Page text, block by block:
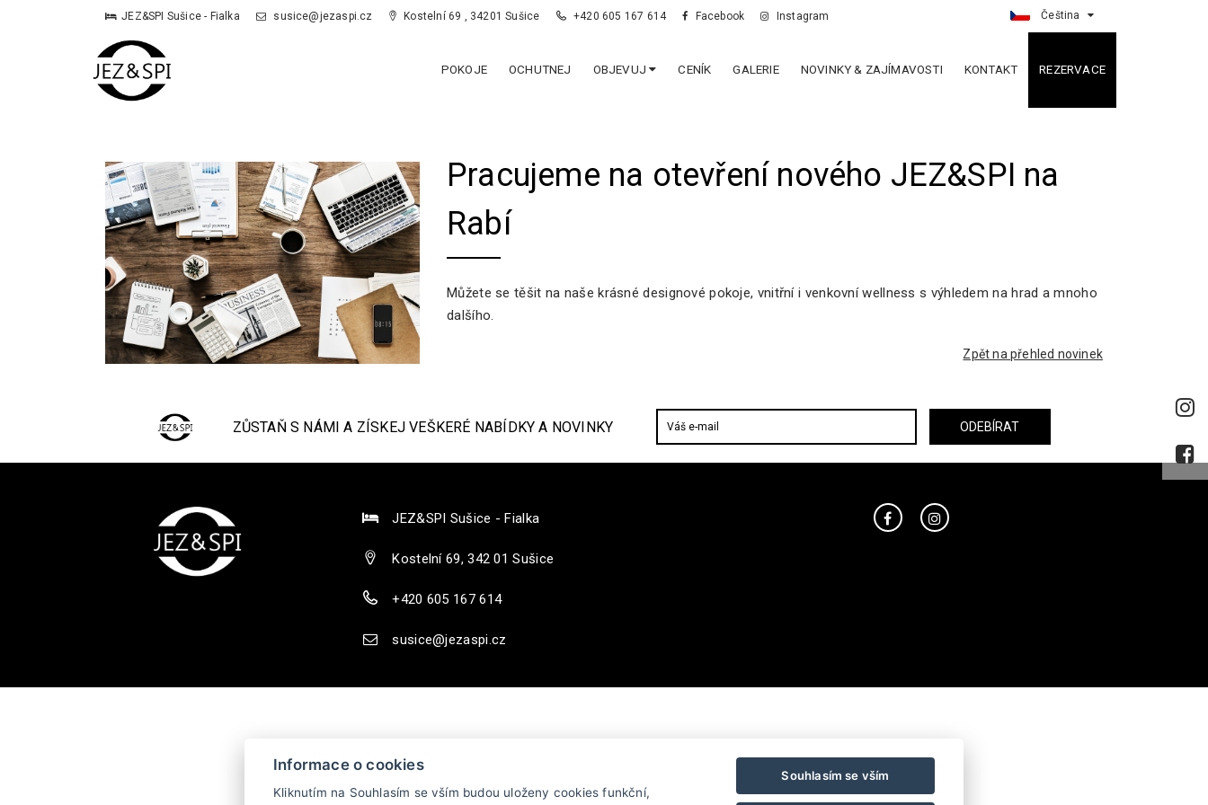
JEZ&SPI Sušice - Fialka susice@jezaspi.cz Kostelní 69 , 34201 Sušice +420 605 167 614 Facebook Instagram Čeština
POKOJE OCHUTNEJ OBJEVUJ CENÍK GALERIE NOVINKY & ZAJÍMAVOSTI KONTAKT REZERVACE
Pracujeme na otevření nového JEZ&SPI na
Rabí
Můžete se těšit na naše krásné designové pokoje, vnitřní i venkovní wellness s výhledem na hrad a mnoho
dalšího.
Zpět na přehled novinek
ZŮSTAŇ S NÁMI A ZÍSKEJ VEŠKERÉ NABÍDKY A NOVINKY
JEZ&SPI Sušice - Fialka
Kostelní 69, 342 01 Sušice
+420 605 167 614
susice@jezaspi.cz
Informace o cookies
Kliknutím na Souhlasím se vším budou uloženy cookies funkční,
Souhlasím se vším